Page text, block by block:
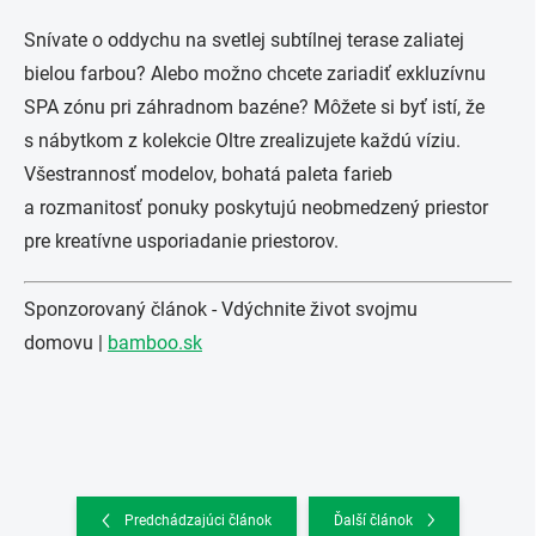
Snívate o oddychu na svetlej subtílnej terase zaliatej
bielou farbou? Alebo možno chcete zariadiť exkluzívnu
SPA zónu pri záhradnom bazéne? Môžete si byť istí, že
s nábytkom z kolekcie Oltre zrealizujete každú víziu.
Všestrannosť modelov, bohatá paleta farieb
a rozmanitosť ponuky poskytujú neobmedzený priestor
pre kreatívne usporiadanie priestorov.
Sponzorovaný článok - Vdýchnite život svojmu
domovu | bamboo.sk
Predchádzajúci článok Ďalší článok